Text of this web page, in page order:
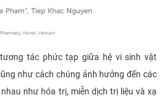
tác phức tạp giữa hệ vi sinh vật
như cách chúng ảnh hưởng đến các
như hóa trị, miễn dịch trị liệu và xạ